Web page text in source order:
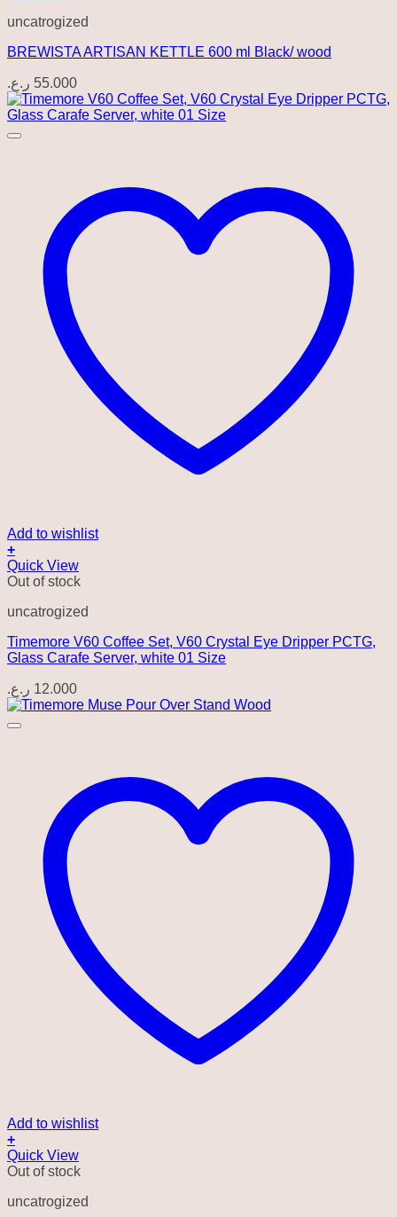
uncatrogized
BREWISTA ARTISAN KETTLE 600 ml Black/ wood
55.000 ر.ع.
Add to wishlist
+
Quick View
Out of stock
uncatrogized
Timemore V60 Coffee Set, V60 Crystal Eye Dripper PCTG,
Glass Carafe Server, white 01 Size
12.000 ر.ع.
Add to wishlist
+
Quick View
Out of stock
uncatrogized